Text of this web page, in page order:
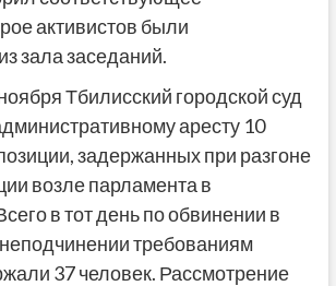
активистов были
зала заседаний.
Тбилисский городской суд
аресту 10
задержанных при разгоне
возле парламента в
в тот день по обвинении в
требованиям
37 человек. Рассмотрение